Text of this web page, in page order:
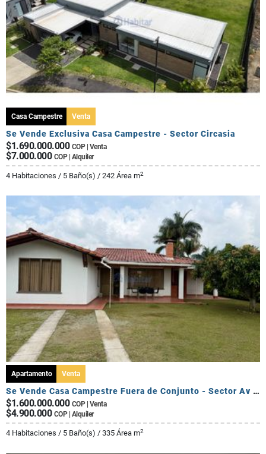
Casa Campestre Venta
Se Vende Exclusiva Casa Campestre - Sector Circasia
$1.690.000.000 COP | Venta
$7.000.000 COP | Alquiler
4 Habitaciones / 5 Baño(s) / 242 Área m2
Apartamento Venta
Se Vende Casa Campestre Fuera de Conjunto - Sector Av Centenario
$1.600.000.000 COP | Venta
$4.900.000 COP | Alquiler
4 Habitaciones / 5 Baño(s) / 335 Área m2